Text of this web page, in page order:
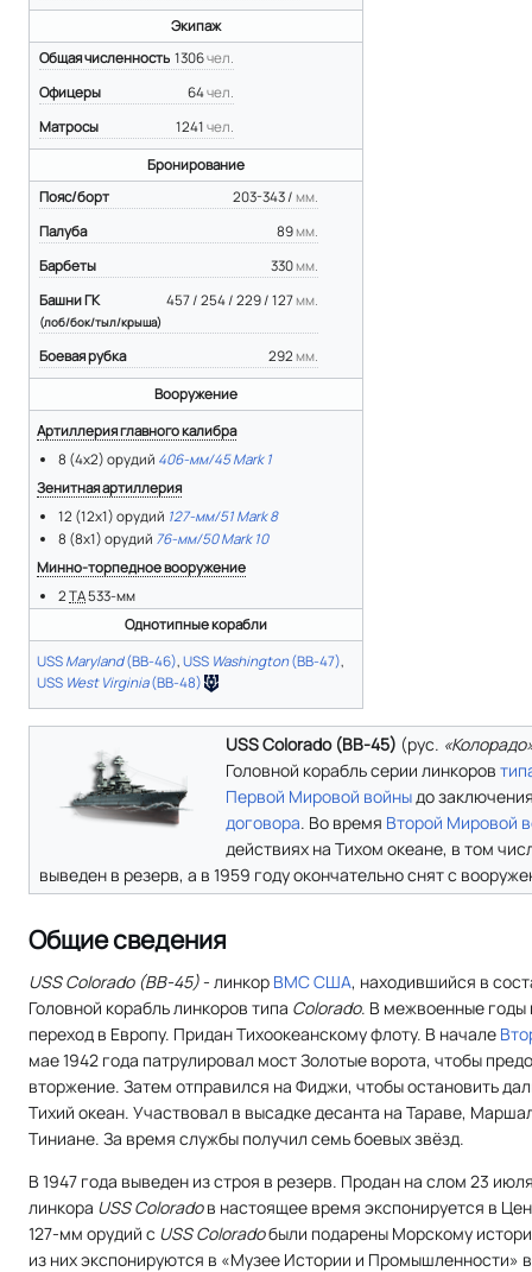
Экипаж
1306чел.
Общая численность
64чел.
Офицеры
1241 чел.
Матросы
Бронирование
203-343 / мм.
Пояс/борт
89 мм.
Палуба
330 мм.
Барбеты
457 / 254 / 229 / 127 мм.
Башни ГК
(лоб/бок/тыл/крыша)
292 мм.
Боевая рубка
Вооружение
Артиллерия главного калибра
8 (4x2) орудий 406-мм/45 Mark 1
Зенитная артиллерия
12 (12х1) орудий 127-мм/51 Mark 8
8 (8x1) орудий 76-мм/50 Mark 10
Минно-торпедное вооружение
2ТА533-мм
Однотипные корабли
USS Maryland(BB-46), USS Washington(BB-47),
USS West Virginia(BB-48)
USS Colorado (BB-45) (рус.
Головной корабль серии линкоров
Первой Мировой войны до
договора. Во время Второй Мировой
действиях на Тихом океане, в том
выведен в резерв, а в 1959 году окончательно снят с
Общие сведения
USS Colorado (BB-45)- линкор ВМС США, находившийся в
Головной корабль линкоров типа Colorado. В межвоенные годы
переход в Европу. Придан Тихоокеанскому флоту. В начале
мае 1942 года патрулировал мост Золотые ворота, чтобы
вторжение. Затем отправился на Фиджи, чтобы остановить
Тихий океан. Участвовал в высадке десанта на Тараве,
Тиниане. За время службы получил семь боевых звёзд.
В 1947 года выведен из строя в резерв. Продан на слом 23
линкора USS Coloradoв настоящее время экспонируется в
127-мм орудий с USS Coloradoбыли подарены Морскому
из них экспонируются в «Музее Истории и Промышленности»